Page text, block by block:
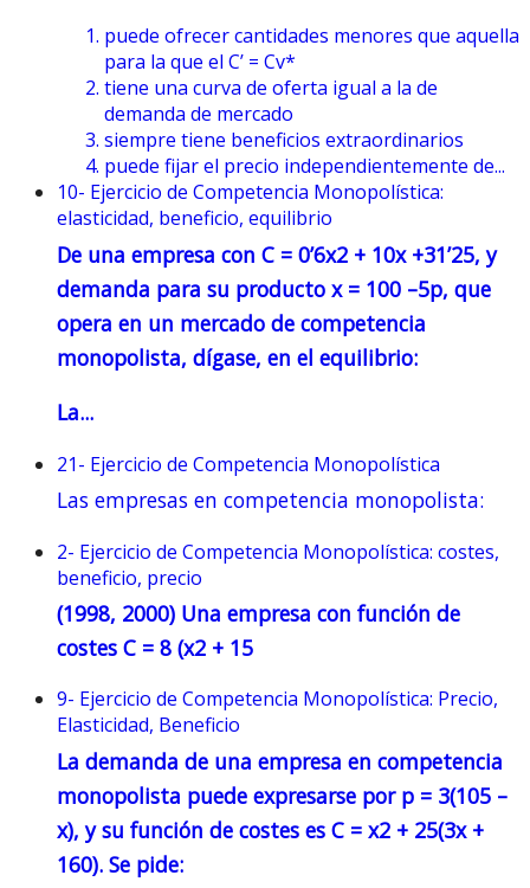
puede ofrecer cantidades menores que aquella
para la que el C’ = Cv*
tiene una curva de oferta igual a la de
demanda de mercado
siempre tiene beneficios extraordinarios
puede fijar el precio independientemente de...
10- Ejercicio de Competencia Monopolística:
elasticidad, beneficio, equilibrio
De una empresa con C = 0’6x2 + 10x +31’25, y
demanda para su producto x = 100 –5p, que
opera en un mercado de competencia
monopolista, dígase, en el equilibrio:
La...
21- Ejercicio de Competencia Monopolística
Las empresas en competencia monopolista:
2- Ejercicio de Competencia Monopolística: costes,
beneficio, precio
(1998, 2000) Una empresa con función de
costes C = 8 (x2 + 15
9- Ejercicio de Competencia Monopolística: Precio,
Elasticidad, Beneficio
La demanda de una empresa en competencia
monopolista puede expresarse por p = 3(105 –
x), y su función de costes es C = x2 + 25(3x +
160). Se pide: